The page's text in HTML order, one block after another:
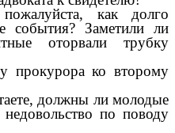
как долго
события? Заметили ли
оторвали трубку
прокурора ко второму
должны ли молодые
по поводу